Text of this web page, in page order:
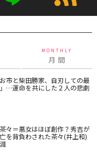
MONTHLY
月 間
市と柴田勝家、自刃しての最
…運命を共にした２人の悲劇
々＝悪女はほぼ創作？秀吉が
を背負わされた茶々(井上和)